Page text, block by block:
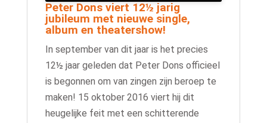
Peter Dons viert 12½ jarig
jubileum met nieuwe single,
album en theatershow!
In september van dit jaar is het precies
12½ jaar geleden dat Peter Dons officieel
is begonnen om van zingen zijn beroep te
maken! 15 oktober 2016 viert hij dit
heugelijke feit met een schitterende